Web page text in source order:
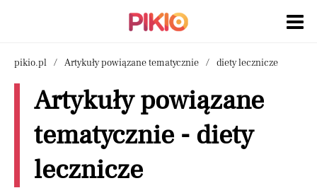
pikio.pl Artykuły powiązane tematycznie diety lecznicze
Artykuły powiązane
tematycznie - diety
lecznicze